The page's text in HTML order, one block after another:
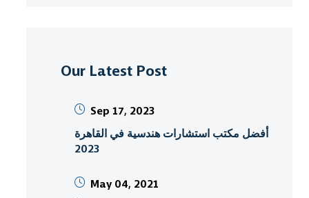
Our Latest Post
Sep 17, 2023
أفضل مكتب استشارات هندسية في القاهرة
2023
May 04, 2021